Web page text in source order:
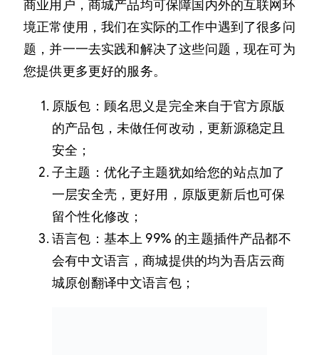
商业用户，商城产品均可保障国内外的互联网环
境正常使用，我们在实际的工作中遇到了很多问
题，并一一去实践和解决了这些问题，现在可为
您提供更多更好的服务。
原版包：顾名思义是完全来自于官方原版
的产品包，未做任何改动，更新源稳定且
安全；
子主题：优化子主题犹如给您的站点加了
一层安全壳，更好用，原版更新后也可保
留个性化修改；
语言包：基本上 99% 的主题插件产品都不
会有中文语言，商城提供的均为吾店云商
城原创翻译中文语言包；